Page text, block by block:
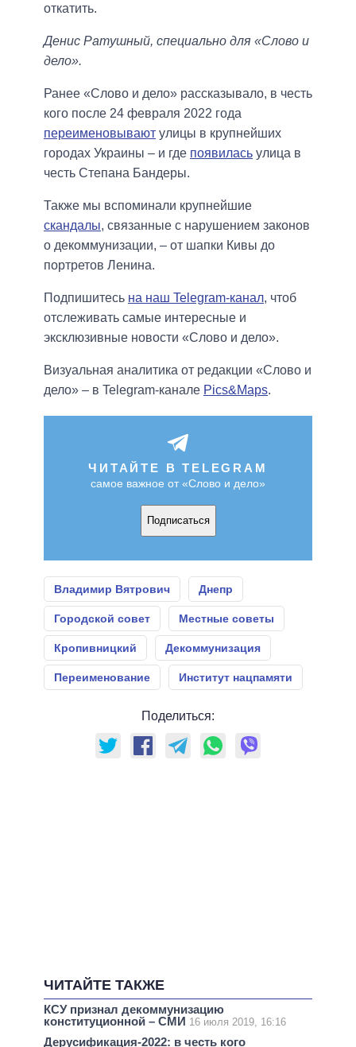
откатить.
Денис Ратушный, специально для «Слово и
дело».
Ранее «Слово и дело» рассказывало, в честь
кого после 24 февраля 2022 года
переименовывают улицы в крупнейших
городах Украины – и где появилась улица в
честь Степана Бандеры.
Также мы вспоминали крупнейшие
скандалы, связанные с нарушением законов
о декоммунизации, – от шапки Кивы до
портретов Ленина.
Подпишитесь на наш Telegram-канал, чтоб
отслеживать самые интересные и
эксклюзивные новости «Слово и дело».
Визуальная аналитика от редакции «Слово и
дело» – в Telegram-канале Pics&Maps.
ЧИТАЙТЕ В TELEGRAM
самое важное от «Слово и дело»
Подписаться
Владимир Вятрович Днепр
Городской совет Местные советы
Кропивницкий Декоммунизация
Переименование Институт нацпамяти
Поделиться:
ЧИТАЙТЕ ТАКЖЕ
КСУ признал декоммунизацию
конституционной – СМИ 16 июля 2019, 16:16
Дерусификация-2022: в честь кого